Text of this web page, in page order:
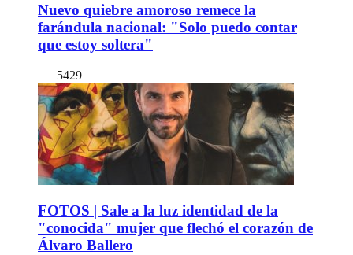
Nuevo quiebre amoroso remece la
farándula nacional: "Solo puedo contar
que estoy soltera"
5429
FOTOS | Sale a la luz identidad de la
"conocida" mujer que flechó el corazón de
Álvaro Ballero